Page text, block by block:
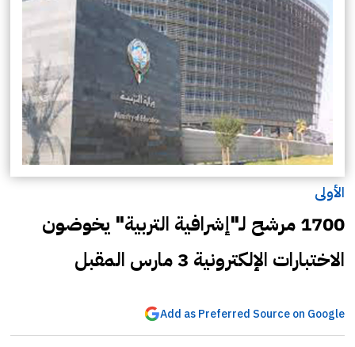
الأولى
1700 مرشح لـ"إشرافية التربية" يخوضون
الاختبارات الإلكترونية 3 مارس المقبل
Add as Preferred Source on Google